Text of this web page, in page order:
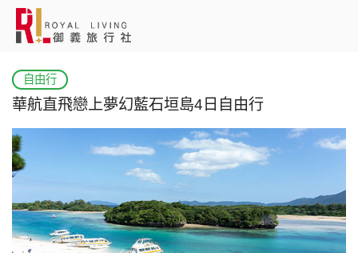
國外旅遊
國內旅遊
客製服務
旅遊資訊
自由行
華航直飛戀上夢幻藍石垣島4日自由行